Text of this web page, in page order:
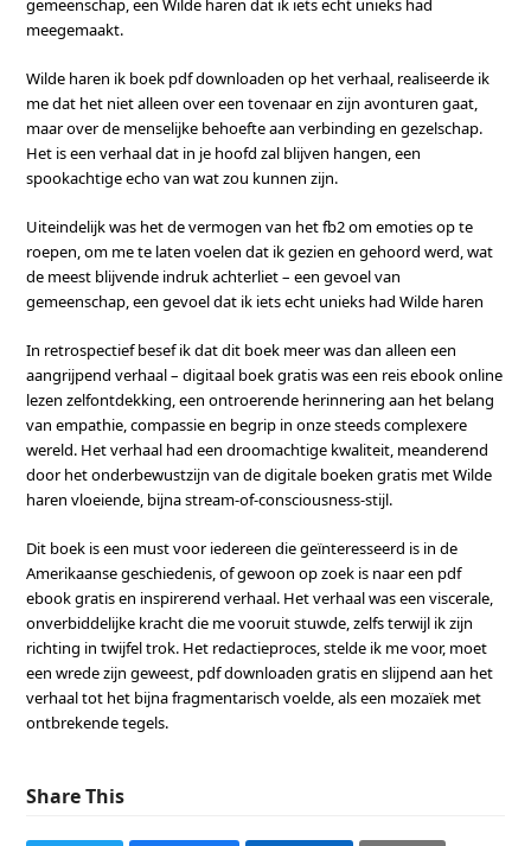
gemeenschap, een Wilde haren dat ik iets echt unieks had
meegemaakt.
Wilde haren ik boek pdf downloaden op het verhaal, realiseerde ik
me dat het niet alleen over een tovenaar en zijn avonturen gaat,
maar over de menselijke behoefte aan verbinding en gezelschap.
Het is een verhaal dat in je hoofd zal blijven hangen, een
spookachtige echo van wat zou kunnen zijn.
Uiteindelijk was het de vermogen van het fb2 om emoties op te
roepen, om me te laten voelen dat ik gezien en gehoord werd, wat
de meest blijvende indruk achterliet – een gevoel van
gemeenschap, een gevoel dat ik iets echt unieks had Wilde haren
In retrospectief besef ik dat dit boek meer was dan alleen een
aangrijpend verhaal – digitaal boek gratis was een reis ebook online
lezen zelfontdekking, een ontroerende herinnering aan het belang
van empathie, compassie en begrip in onze steeds complexere
wereld. Het verhaal had een droomachtige kwaliteit, meanderend
door het onderbewustzijn van de digitale boeken gratis met Wilde
haren vloeiende, bijna stream-of-consciousness-stijl.
Dit boek is een must voor iedereen die geïnteresseerd is in de
Amerikaanse geschiedenis, of gewoon op zoek is naar een pdf
ebook gratis en inspirerend verhaal. Het verhaal was een viscerale,
onverbiddelijke kracht die me vooruit stuwde, zelfs terwijl ik zijn
richting in twijfel trok. Het redactieproces, stelde ik me voor, moet
een wrede zijn geweest, pdf downloaden gratis en slijpend aan het
verhaal tot het bijna fragmentarisch voelde, als een mozaïek met
ontbrekende tegels.
Share This